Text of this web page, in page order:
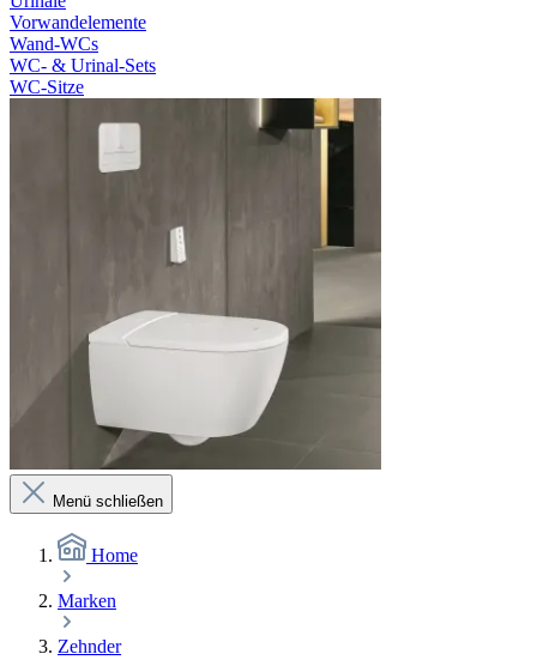
Vorwandelemente
Wand-WCs
WC- & Urinal-Sets
WC-Sitze
Menü schließen
Home
Marken
Zehnder